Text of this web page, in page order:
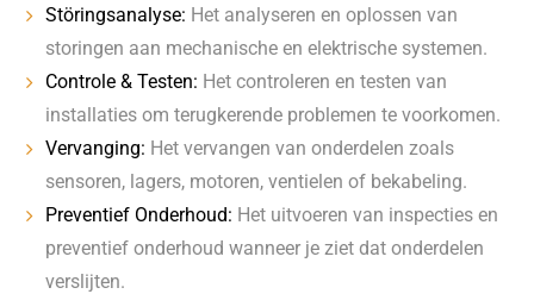
Störingsanalyse: Het analyseren en oplossen van
storingen aan mechanische en elektrische systemen.
Controle & Testen: Het controleren en testen van
installaties om terugkerende problemen te voorkomen.
Vervanging: Het vervangen van onderdelen zoals
sensoren, lagers, motoren, ventielen of bekabeling.
Preventief Onderhoud: Het uitvoeren van inspecties en
preventief onderhoud wanneer je ziet dat onderdelen
verslijten.